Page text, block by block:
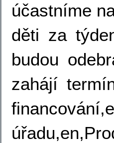
účastníme
děti za
budou
zahájí